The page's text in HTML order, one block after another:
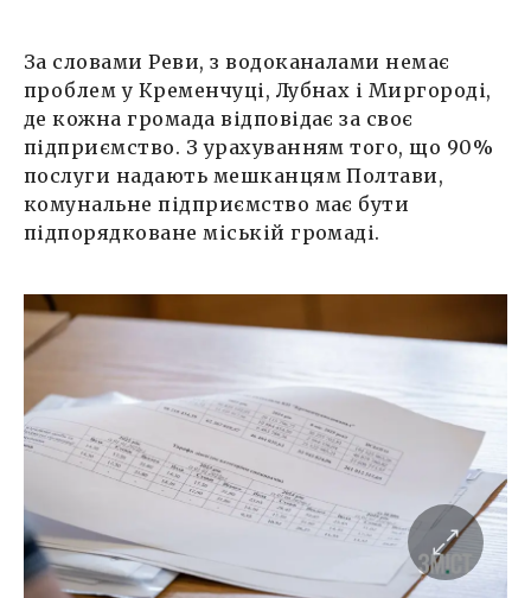
За словами Реви, з водоканалами немає
проблем у Кременчуці, Лубнах і Миргороді,
де кожна громада відповідає за своє
підприємство. З урахуванням того, що 90%
послуги надають мешканцям Полтави,
комунальне підприємство має бути
підпорядковане міській громаді.